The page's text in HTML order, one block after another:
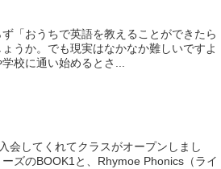
「おうちで英語を教えることができたら
うか。でも現実はなかなか難しいですよ
校に通い始めるとさ...
会してくれてクラスがオープンしまし
ズのBOOK1と、Rhymoe Phonics（ライ